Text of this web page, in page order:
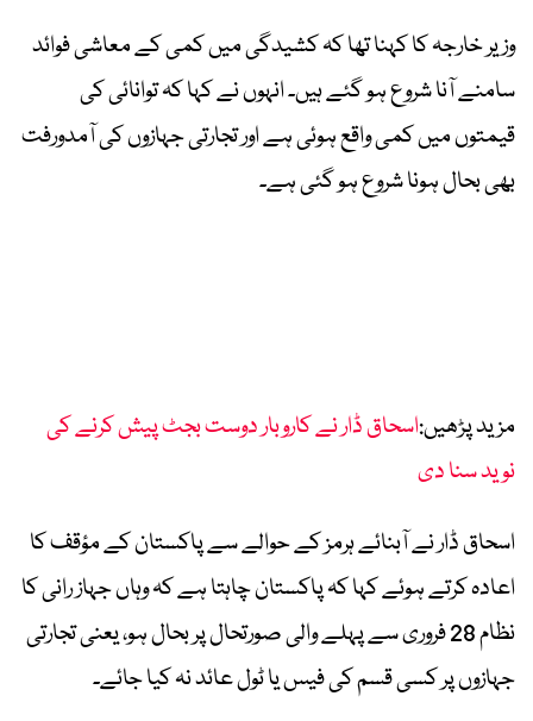
وزیر خارجہ کا کہنا تھا کہ کشیدگی میں کمی کے معاشی فوائد
سامنے آنا شروع ہو گئے ہیں۔ انہوں نے کہا کہ توانائی کی
قیمتوں میں کمی واقع ہوئی ہے اور تجارتی جہازوں کی آمدورفت
بھی بحال ہونا شروع ہو گئی ہے۔
مزید پڑھیں:اسحاق ڈار نے کاروبار دوست بجٹ پیش کرنے کی
نوید سنا دی
اسحاق ڈار نے آبنائے ہرمز کے حوالے سے پاکستان کے مؤقف کا
اعادہ کرتے ہوئے کہا کہ پاکستان چاہتا ہے کہ وہاں جہاز رانی کا
نظام 28 فروری سے پہلے والی صورتحال پر بحال ہو، یعنی تجارتی
جہازوں پر کسی قسم کی فیس یا ٹول عائد نہ کیا جائے۔